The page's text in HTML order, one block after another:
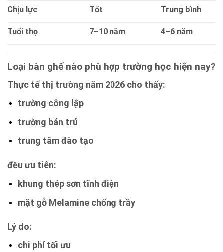
Chịu lực Tốt Trung bình
Tuổi thọ 7–10 năm 4–6 năm
Loại bàn ghế nào phù hợp trường học hiện nay?
Thực tế thị trường năm 2026 cho thấy:
trường công lập
trường bán trú
trung tâm đào tạo
đều ưu tiên:
khung thép sơn tĩnh điện
mặt gỗ Melamine chống trầy
Lý do:
chi phí tối ưu